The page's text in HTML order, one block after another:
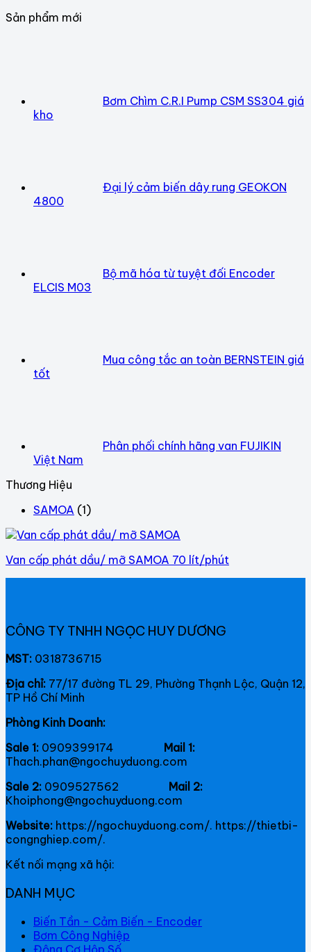
Sản phẩm mới
Bơm Chìm C.R.I Pump CSM SS304 giá
kho
Đại lý cảm biến dây rung GEOKON
4800
Bộ mã hóa từ tuyệt đối Encoder
ELCIS M03
Mua công tắc an toàn BERNSTEIN giá
tốt
Phân phối chính hãng van FUJIKIN
Việt Nam
Thương Hiệu
SAMOA (1)
Van cấp phát dầu/ mỡ SAMOA 70 lít/phút
CÔNG TY TNHH NGỌC HUY DƯƠNG
MST: 0318736715
Địa chỉ: 77/17 đường TL 29, Phường Thạnh Lộc, Quận 12,
TP Hồ Chí Minh
Phòng Kinh Doanh:
Sale 1: 0909399174 Mail 1:
Thach.phan@ngochuyduong.com
Sale 2: 0909527562 Mail 2:
Khoiphong@ngochuyduong.com
Website: https://ngochuyduong.com/. https://thietbi-
congnghiep.com/.
Kết nối mạng xã hội:
DANH MỤC
Biến Tần - Cảm Biến - Encoder
Bơm Công Nghiệp
Động Cơ Hộp Số